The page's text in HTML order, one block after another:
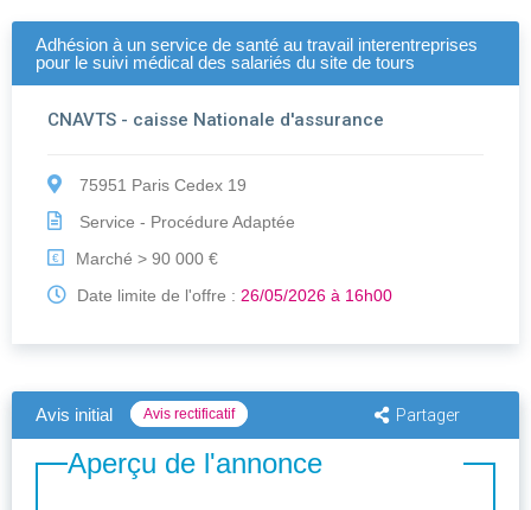
Adhésion à un service de santé au travail interentreprises
pour le suivi médical des salariés du site de tours
CNAVTS - caisse Nationale d'assurance
75951 Paris Cedex 19
Service - Procédure Adaptée
€
Marché > 90 000 €
Date limite de l'offre : 26/05/2026 à 16h00
Avis initial Avis rectificatif Partager
Aperçu de l'annonce